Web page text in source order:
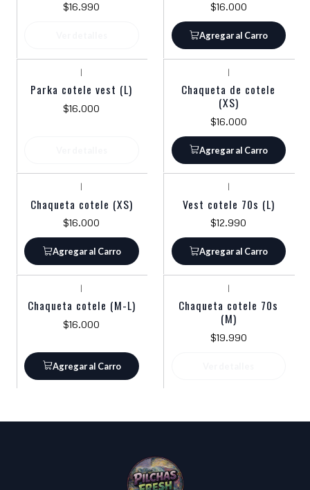
$16.990 $16.000
Agregar al Carro
|
Parka cotele vest (L)
$16.000
|
Chaqueta de cotele
(XS)
$16.000
Agregar al Carro
|
Chaqueta cotele (XS)
$16.000
Agregar al Carro
|
Vest cotele 70s (L)
$12.990
Agregar al Carro
|
Chaqueta cotele (M-L)
$16.000
Agregar al Carro
|
Chaqueta cotele 70s
(M)
$19.990